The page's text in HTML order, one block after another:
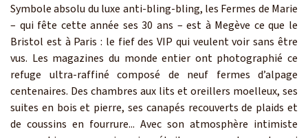
Symbole absolu du luxe anti-bling-bling, les Fermes de Marie
– qui fête cette année ses 30 ans – est à Megève ce que le
Bristol est à Paris : le fief des VIP qui veulent voir sans être
vus. Les magazines du monde entier ont photographié ce
refuge ultra-raffiné composé de neuf fermes d’alpage
centenaires. Des chambres aux lits et oreillers moelleux, ses
suites en bois et pierre, ses canapés recouverts de plaids et
de coussins en fourrure... Avec son atmosphère intimiste